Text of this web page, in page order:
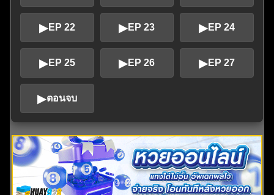
▶EP 22 ▶EP 23 ▶EP 24
▶EP 25 ▶EP 26 ▶EP 27
▶ตอนจบ